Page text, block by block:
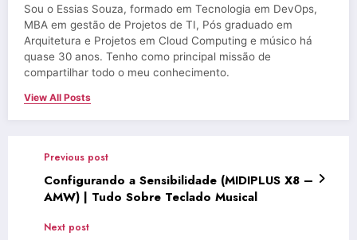
Sou o Essias Souza, formado em Tecnologia em DevOps,
MBA em gestão de Projetos de TI, Pós graduado em
Arquitetura e Projetos em Cloud Computing e músico há
quase 30 anos. Tenho como principal missão de
compartilhar todo o meu conhecimento.
View All Posts
Previous post
Configurando a Sensibilidade (MIDIPLUS X8 –
AMW) | Tudo Sobre Teclado Musical
Next post